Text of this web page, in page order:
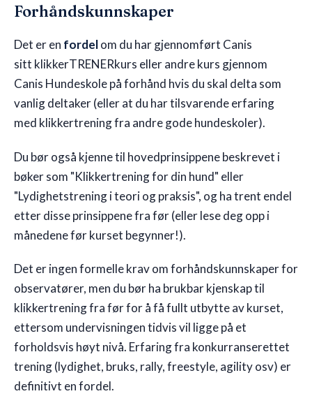
Forhåndskunnskaper
Det er en fordelom du har gjennomført Canis
sitt klikkerTRENERkurs eller andre kurs gjennom
Canis Hundeskole på forhånd hvis du skal delta som
vanlig deltaker (eller at du har tilsvarende erfaring
med klikkertrening fra andre gode hundeskoler).
Du bør også kjenne til hovedprinsippene beskrevet i
bøker som "Klikkertrening for din hund" eller
"Lydighetstrening i teori og praksis", og ha trent endel
etter disse prinsippene fra før (eller lese deg opp i
månedene før kurset begynner!).
Det er ingen formelle krav om forhåndskunnskaper for
observatører, men du bør ha brukbar kjenskap til
klikkertrening fra før for å få fullt utbytte av kurset,
ettersom undervisningen tidvis vil ligge på et
forholdsvis høyt nivå. Erfaring fra konkurranserettet
trening (lydighet, bruks, rally, freestyle, agility osv) er
definitivt en fordel.